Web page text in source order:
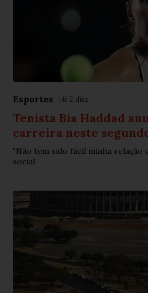
Esportes Há 2 dias
Tenista Bia Haddad
carreira neste
"Não tem sido fácil minha relação
social